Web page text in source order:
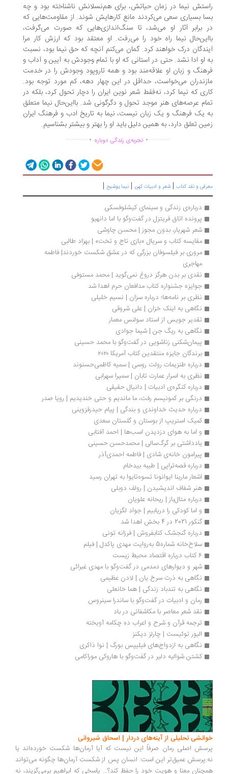
نیما در زمان حیاتش، برای هم‌‌نسلانش ناشناخته بود و چه
بسیاری سعی می‌کردند مانع کارهایش شوند. از مقاومت‌هایی که
برابر آثار او می‌شد، تا سنگ‌اندازی‌هایی که صورت می‌گرفت،
نیما راه خود را می‌رفت. او معتقد بود که ارزش کار مرا
درک خواهند کرد. گمان می‌کنم آنچه که حق نیما بود، نسبت
او ادا نشد. حتی در استانی که او با تمام وجودش به آیین و آداب و
و زبان او علاقه‌مند بود و همه تاروپود وجودش را در خدمت
می‌خواست، حداقل در این چهار دهه، کم مورد توجه بود.
که نیما کرد، نه‌فقط شعر نوین ایران را دچار تحول کرد، بلکه در
عرصه‌های هنر موجد تحول و دگرگونی شد. بااین‌حال نیما متعلق
یک فرهنگ و یک زبان نیست، نیما به تاریخ ادب و فرهنگ ایران
تعلق دارد، به همین دلیل باید او را بهتر و بیشتر بشناسیم.
................تجربه‌ی زندگی دوباره ...............
و نقد کتاب|شعر و ادبیات کهن|نیما یوشیج|
درباره‌ی زندگی و سینمای کیشلوفسکی
پرونده اتاق فریتزل در گفت‌وگو با اما دانهیو
شعر شهریار، بدون مجوز | محسن چاوشی
مقایسه کتاب و سریال «بازی تاج و تخت» | بهزاد طالبی
مروری بر فیلسوفان بزرگی که در عشق شکست خوردند| فاطمه
نقدی بر بدن هرگز دروغ نمی‌گوید | محمد مستوفی
جوایزه جشنواره کتاب مدافعان حرم اهدا شد
نظری بر نامه‌ها؛ درباره سزان | نسیم خلیلی
نگاهی به اینک خزان | علی شروقی
تقدیر جویس از استاد سولنس معمار
نگاهی به ریگ جن | شیما جوادی
پیمان‌شکنی زناشویی در گفت‌وگو با محمد حسینی
برندگان جایزه منتقدین کتاب آمریکا ۲۰۲۰
درباره طنزیمات رولت روسی | سمیه کاظمی‌حسنوند
نظری به اسرار عمارت تابان | سمیرا سهرابی
درباره کنگره‌ی ادبیات | دانیال حقیقی
درنگی بر کمونیسم رفت، ما ماندیم و حتی خندیدیم | رویا صدر
درباره حدیث خداوندی و بندگی | پیام حیدرقزوینی
کمیک استریپ از بوستان و گلستان سعدی
و اما به هوای دزدیدن اسب‌ها | احمد آفتابی
یادداشتی بر گرگ‌سالی | محمدحسن حسینی
پیرامون خانه‌ی شادی | فاطمه احمدی‌آذر
درباره قصه‌تراپی | طیبه بیدخام
اشعار مارینا ایوانونا تسوه‌تایوا به تهران رسید
هنر شفاف اندیشیدن | رولف دوبلی
درباره متال‌باز | ریحانه علویان
و اما کودکی را دریابیم | جواد لگزیان
گنکور 2021 در 4 بخش اهدا شد
درباره گنجشک کتابفروش | فرزانه تونی
سلاخ‌خانه شماره5 به‌روایت مهدی پاکدل | فیلم
شهر و دیوارهای دمدمی در گفت‌وگو با مهدی غبرائی
نگاهی به ذرت سرخ یان | لادن عظیمی
نگاهی به تندباد زندگی | هما خانعلی
رمان و ادبیات در گفت‌وگو با ساندرا سینروس
نقد شعر معاصر با مکاشفاتی در باد
ترجمه قرآن و شرح و اعراب ده چکامه آویخته
الیور توئیست | چارلز دیکنز
نگاهی به ازدواج‌های فیلیپس بورگ | نوا ذاکری
کشتن شوالیه دلیر در گفت‌وگو با هاروکی موراکامی
تحلیلی از آینه‌های دردار | اسحاق شیروانی
اصلی رمان صرفاً این نیست که آیا آرمان‌ها شکست خورده‌اند یا
عمیق‌تر این است: انسان پس از شکست آرمان‌ها چگونه می‌تواند
معنا و هویت خود را حفظ کند؟... پاسخی که ابراهیم برمی‌گزیند، نه